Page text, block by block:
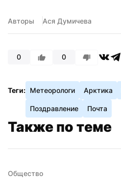
Авторы Ася Думичева
0 0
Теги: Метеорологи Арктика
Поздравление Почта
Также по теме
Общество